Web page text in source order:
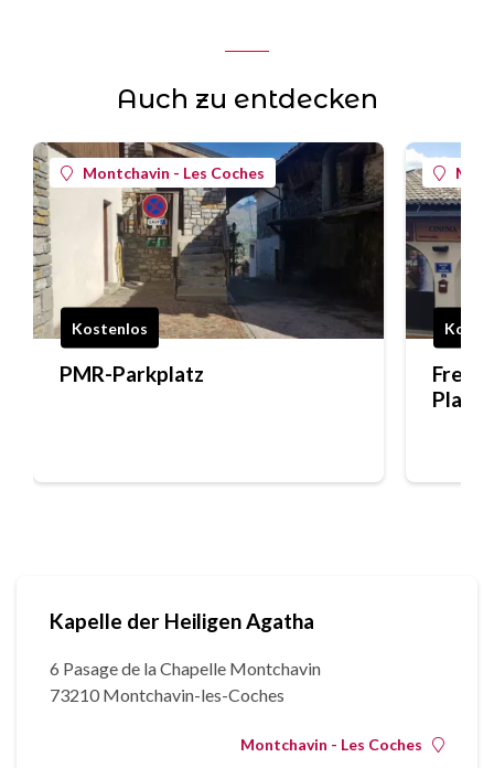
Auch zu entdecken
Montchavin - Les Coches
Kostenlos
PMR-Parkplatz
Kapelle der Heiligen Agatha
6 Pasage de la Chapelle Montchavin
73210 Montchavin-les-Coches
Montchavin - Les Coches